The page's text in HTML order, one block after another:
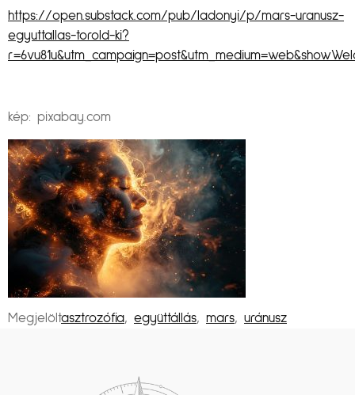
https://open.substack.com/pub/ladonyi/p/mars-uranusz-
egyuttallas-torold-ki?
kép: pixabay.com
Megjelöltasztrozófia, együttállás, mars, uránusz